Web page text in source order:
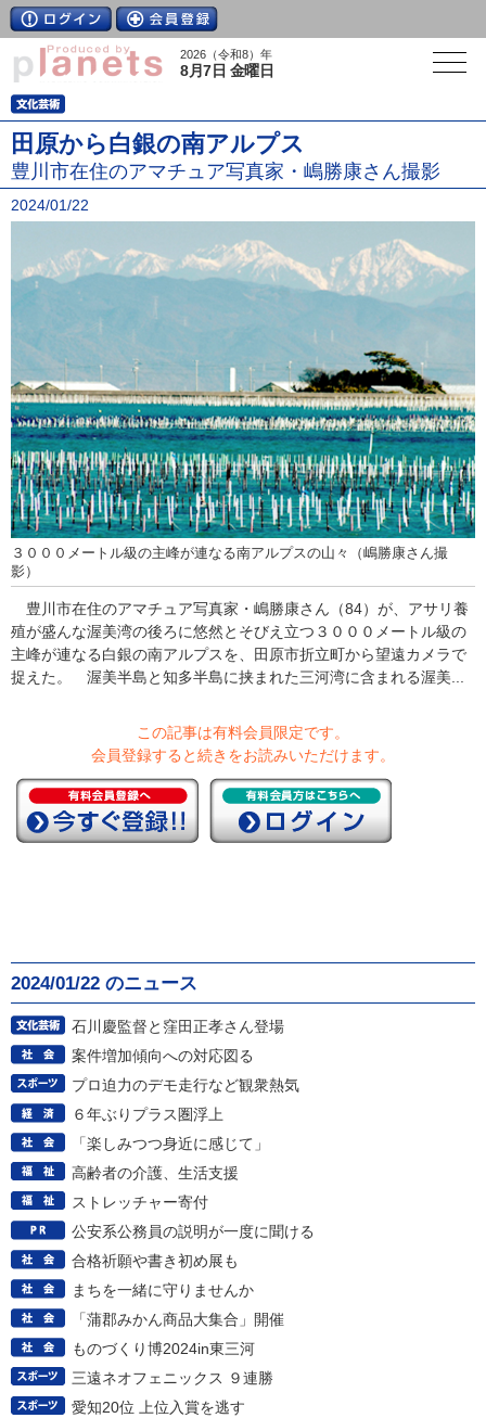
2026（令和8）年
8月7日 金曜日
田原から白銀の南アルプス
豊川市在住のアマチュア写真家・嶋勝康さん撮影
2024/01/22
３０００メートル級の主峰が連なる南アルプスの山々（嶋勝康さん撮
影）
豊川市在住のアマチュア写真家・嶋勝康さん（84）が、アサリ養
殖が盛んな渥美湾の後ろに悠然とそびえ立つ３０００メートル級の
主峰が連なる白銀の南アルプスを、田原市折立町から望遠カメラで
捉えた。 渥美半島と知多半島に挟まれた三河湾に含まれる渥美...
この記事は有料会員限定です。
会員登録すると続きをお読みいただけます。
2024/01/22 のニュース
石川慶監督と窪田正孝さん登場
案件増加傾向への対応図る
プロ迫力のデモ走行など観衆熱気
６年ぶりプラス圏浮上
「楽しみつつ身近に感じて」
高齢者の介護、生活支援
ストレッチャー寄付
公安系公務員の説明が一度に聞ける
合格祈願や書き初め展も
まちを一緒に守りませんか
「蒲郡みかん商品大集合」開催
ものづくり博2024in東三河
三遠ネオフェニックス ９連勝
愛知20位 上位入賞を逃す